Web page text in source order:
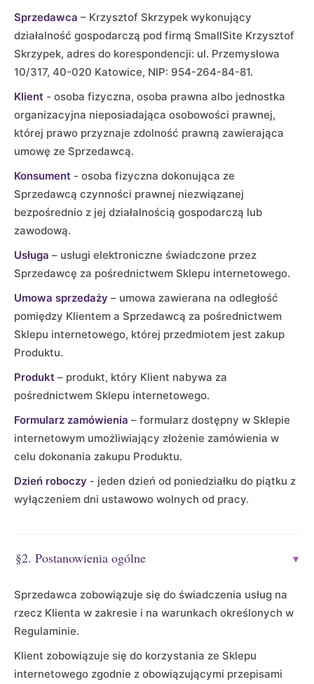
Sprzedawca – Krzysztof Skrzypek wykonujący
działalność gospodarczą pod firmą SmallSite Krzysztof
Skrzypek, adres do korespondencji: ul. Przemysłowa
10/317, 40-020 Katowice, NIP: 954-264-84-81.
Klient - osoba fizyczna, osoba prawna albo jednostka
organizacyjna nieposiadająca osobowości prawnej,
której prawo przyznaje zdolność prawną zawierająca
umowę ze Sprzedawcą.
Konsument - osoba fizyczna dokonująca ze
Sprzedawcą czynności prawnej niezwiązanej
bezpośrednio z jej działalnością gospodarczą lub
zawodową.
Usługa – usługi elektroniczne świadczone przez
Sprzedawcę za pośrednictwem Sklepu internetowego.
Umowa sprzedaży – umowa zawierana na odległość
pomiędzy Klientem a Sprzedawcą za pośrednictwem
Sklepu internetowego, której przedmiotem jest zakup
Produktu.
Produkt – produkt, który Klient nabywa za
pośrednictwem Sklepu internetowego.
Formularz zamówienia – formularz dostępny w Sklepie
internetowym umożliwiający złożenie zamówienia w
celu dokonania zakupu Produktu.
Dzień roboczy - jeden dzień od poniedziałku do piątku z
wyłączeniem dni ustawowo wolnych od pracy.
§2. Postanowienia ogólne ▾
Sprzedawca zobowiązuje się do świadczenia usług na
rzecz Klienta w zakresie i na warunkach określonych w
Regulaminie.
Klient zobowiązuje się do korzystania ze Sklepu
internetowego zgodnie z obowiązującymi przepisami